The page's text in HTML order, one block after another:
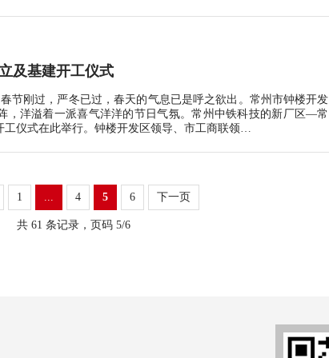
及基建开工仪式
节刚过，严冬已过，春天的气息已是呼之欲出。常州市钟楼开发
，洋溢着一派喜气洋洋的节日气氛。常州中铁科技的新厂区—常
工仪式在此举行。钟楼开发区领导、市工商联领…
1 ... 4 5 6 下一页
共 61 条记录，页码 5/6